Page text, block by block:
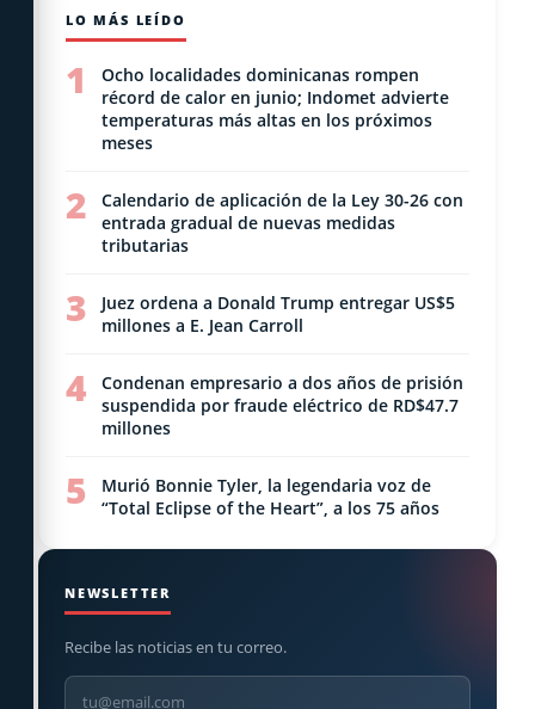
LO MÁS LEÍDO
1
Ocho localidades dominicanas rompen
récord de calor en junio; Indomet advierte
temperaturas más altas en los próximos
meses
2
Calendario de aplicación de la Ley 30-26 con
entrada gradual de nuevas medidas
tributarias
3
Juez ordena a Donald Trump entregar US$5
millones a E. Jean Carroll
4
Condenan empresario a dos años de prisión
suspendida por fraude eléctrico de RD$47.7
millones
5
Murió Bonnie Tyler, la legendaria voz de
“Total Eclipse of the Heart”, a los 75 años
NEWSLETTER
Recibe las noticias en tu correo.